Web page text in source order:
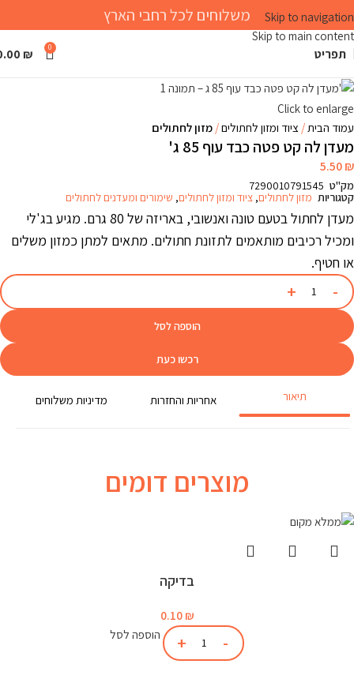
Skip to navigation
Skip to main content
משלוחים לכל רחבי הארץ
תפריט 0
₪
Click to enlarge
עמוד הבית
ציוד ומזון לחתולים מזון לחתולים
מעדן לה קט פטה כבד עוף 85 ג'
5.50₪
מק"ט 7290010791545
קטגוריות מזון לחתולים, ציוד ומזון לחתולים, שימורים ומעדנים לחתולים
מעדן לחתול בטעם טונה ואנשובי, באריזה של 80 גרם. מגיע בג'לי
ומכיל רכיבים מותאמים לתזונת חתולים. מתאים למתן כמזון משלים
או חטיף.
הוספה לסל
רכשו כעת
תיאור אחריות והחזרות מדיניות משלוחים
מוצרים דומים
בדיקה
0.10 ₪
הוספה לסל